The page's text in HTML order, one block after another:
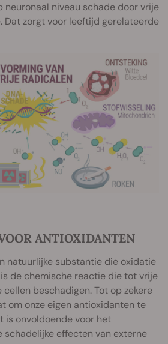
neuronaal niveau schade door vrije
Dat zorgt voor leeftijd gerelateerde
ANTIOXIDANTEN
natuurlijke substantie die oxidatie
de chemische reactie die tot vrije
beschadigen. Tot op zekere
om onze eigen antioxidanten te
is onvoldoende voor het
schadelijke effecten van externe